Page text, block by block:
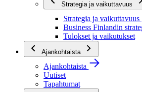
Strategia ja vaikuttavuus
Strategia ja vaikuttavuus
Business Finlandin
Tulokset ja vaikutukset
Ajankohtaista
Ajankohtaista
Uutiset
Tapahtumat